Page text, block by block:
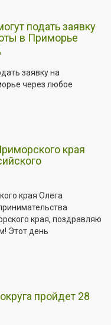
подать заявку
в Приморье
заявку на
через любое
края
края Олега
края, поздравляю
Этот день
пройдет 28